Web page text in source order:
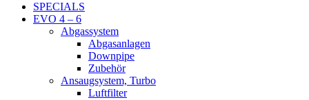
SPECIALS
EVO 4 – 6
Abgassystem
Abgasanlagen
Downpipe
Zubehör
Ansaugsystem, Turbo
Luftfilter